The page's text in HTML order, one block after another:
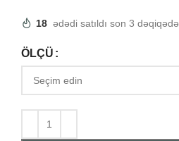
18 ədədi satıldı son 3 dəqiqədə
ÖLÇÜ